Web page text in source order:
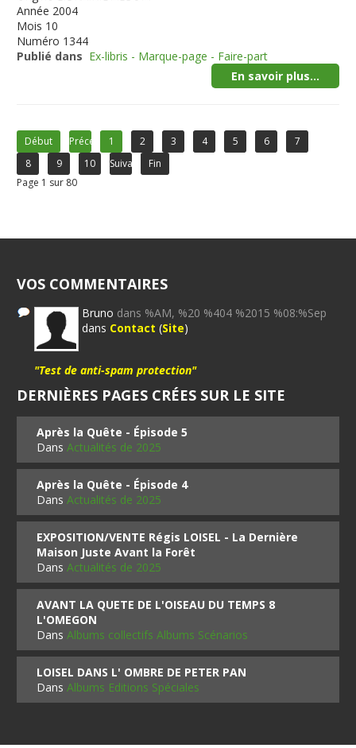
Année 2004
Mois 10
Numéro 1344
Publié dans Ex-libris - Marque-page - Faire-part
En savoir plus...
Début Précédent1 2 3 4 5 6
7
8
9 10 Suivant
Fin
Page 1 sur 80
VOS COMMENTAIRES
Bruno dans %AM, %20 %404 %2015 %08:%Sep
dans Contact (Site)
"Test de anti-spam protection"
DERNIÈRES PAGES CRÉES SUR LE SITE
Après la Quête - Épisode 5
DansActualités de 2025
Après la Quête - Épisode 4
DansActualités de 2025
EXPOSITION/VENTE Régis LOISEL - La Dernière
Maison Juste Avant la Forêt
DansActualités de 2025
AVANT LA QUETE DE L'OISEAU DU TEMPS 8
L'OMEGON
DansAlbums collectifs Albums Scénarios
LOISEL DANS L' OMBRE DE PETER PAN
DansAlbums Editions Spéciales